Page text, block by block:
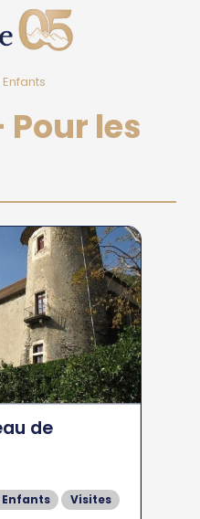
Pour les
de
Enfants
Visites